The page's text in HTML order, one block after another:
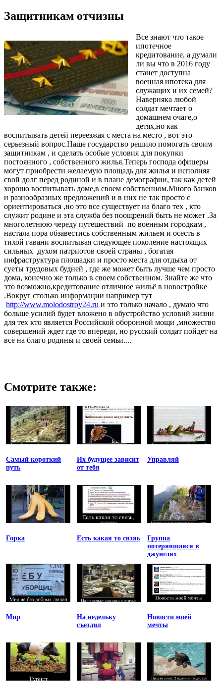
Защитникам отчизны
Все знают что такое
ипотечное
кредитование, а думали
ли вы что в 2016 году
станет доступна
военная ипотека для
служащих и их семей?
Наверняка любой
солдат мечтает о
домашнем очаге,о
детях,но как
воспитывать детей переезжая с места на место , вот это
серьезный вопрос.Наше государство решило помогать своим
защитникам , и сделать особые условия для покупки
постоянного , собственного жилья.Теперь господа офицеры
могут приобрести желаемую площадь для жилья и исполняя
свой долг перед родиной и в плане демографии, так как детей
хорошо воспитывать доме,в своем собственном.Много банков
и разнообразных предложений и в них не так просто с
ориентироваться ,но это все существует на благо тех , кто
служит родине и эта служба без поощрений быть не может .За
многолетнюю череду путешествий по военным городкам ,
настала пора обзавестись собственным жильем и осесть в
тихой гавани воспитывая следующее поколение настоящих
сильных духом патриотов своей страны , богатая
инфраструктура площадки и просто места для отдыха от
суеты трудовых будней , где же может быть лучше чем просто
дома, конечно же только в своем собственном. Знайте же что
это возможно,кредитование отличное жильё в новостройке
.Вокруг столько информации например тут
http://www.molodostroy24.ru и это только начало , думаю что
больше усилий будет вложено в обустройство условий жизни
для тех кто является Российской оборонной мощи ,множество
совершений ждет где то впереди, но русский солдат пойдет на
всё на благо родины и своей семьи....
Смотрите также:
Самый короткий
путь
Их будущее зависит
от тебя
Управляй
Горка Есть какая то свзяь
Группа
потерявшаяся в
джунглях
Мир
На недельку
съездил
Новости моей
мечты